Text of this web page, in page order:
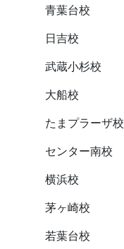
青葉台校
日吉校
武蔵小杉校
大船校
たまプラーザ校
センター南校
横浜校
茅ヶ崎校
若葉台校